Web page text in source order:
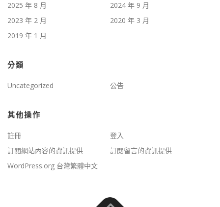
2025 年 8 月
2024 年 9 月
2023 年 2 月
2020 年 3 月
2019 年 1 月
分類
Uncategorized 公告
其他操作
註冊
登入
訂閱網站內容的資訊提供
訂閱留言的資訊提供
WordPress.org 台灣繁體中文